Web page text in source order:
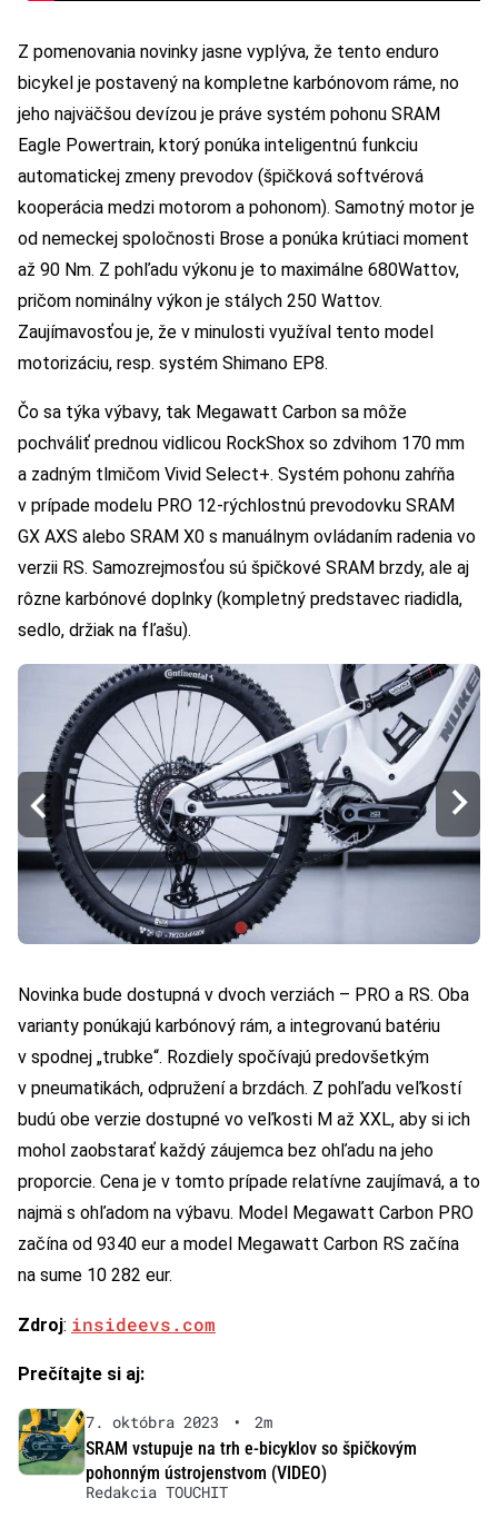
Z pomenovania novinky jasne vyplýva, že tento enduro
bicykel je postavený na kompletne karbónovom ráme, no
jeho najväčšou devízou je práve systém pohonu SRAM
Eagle Powertrain, ktorý ponúka inteligentnú funkciu
automatickej zmeny prevodov (špičková softvérová
kooperácia medzi motorom a pohonom). Samotný motor je
od nemeckej spoločnosti Brose a ponúka krútiaci moment
až 90 Nm. Z pohľadu výkonu je to maximálne 680Wattov,
pričom nominálny výkon je stálych 250 Wattov.
Zaujímavosťou je, že v minulosti využíval tento model
motorizáciu, resp. systém Shimano EP8.
Čo sa týka výbavy, tak Megawatt Carbon sa môže
pochváliť prednou vidlicou RockShox so zdvihom 170 mm
a zadným tlmičom Vivid Select+. Systém pohonu zahŕňa
v prípade modelu PRO 12-rýchlostnú prevodovku SRAM
GX AXS alebo SRAM X0 s manuálnym ovládaním radenia vo
verzii RS. Samozrejmosťou sú špičkové SRAM brzdy, ale aj
rôzne karbónové doplnky (kompletný predstavec riadidla,
sedlo, držiak na fľašu).
Novinka bude dostupná v dvoch verziách – PRO a RS. Oba
varianty ponúkajú karbónový rám, a integrovanú batériu
v spodnej „trubke“. Rozdiely spočívajú predovšetkým
v pneumatikách, odpružení a brzdách. Z pohľadu veľkostí
budú obe verzie dostupné vo veľkosti M až XXL, aby si ich
mohol zaobstarať každý záujemca bez ohľadu na jeho
proporcie. Cena je v tomto prípade relatívne zaujímavá, a to
najmä s ohľadom na výbavu. Model Megawatt Carbon PRO
začína od 9340 eur a model Megawatt Carbon RS začína
na sume 10 282 eur.
Zdroj: insideevs.com
Prečítajte si aj:
7. októbra 2023 •
2m
SRAM vstupuje na trh e-bicyklov so špičkovým
pohonným ústrojenstvom (VIDEO)
Redakcia TOUCHIT